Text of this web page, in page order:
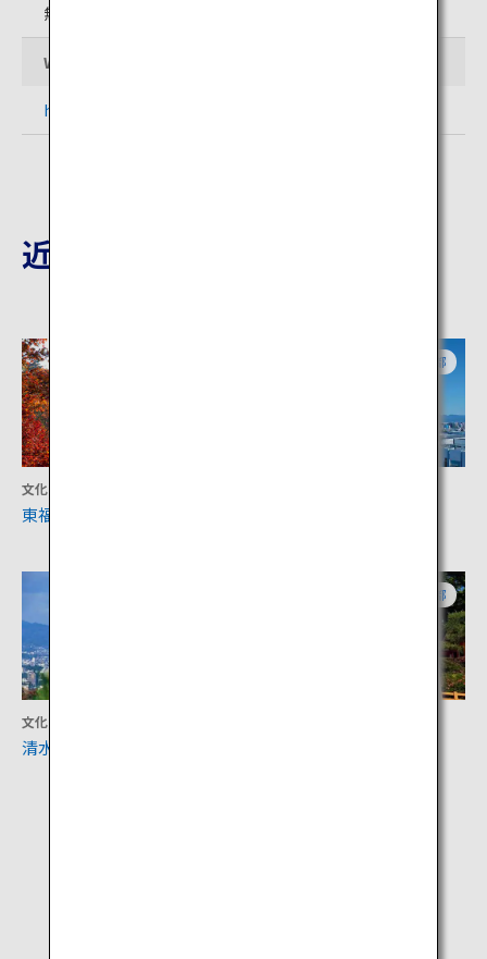
無料
Webサイト
http://inari.jp/
近隣の観光地
文化
東福寺
京都
文化
清水寺
京都